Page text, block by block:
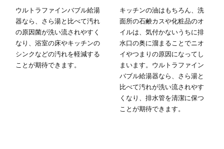
ウルトラファインバブル給湯
器なら、さら湯と比べて汚れ
の原因菌が洗い流されやすく
なり、浴室の床やキッチンの
シンクなどの汚れを軽減する
ことが期待できます。
キッチンの油はもちろん、洗
面所の石鹸カスや化粧品のオ
イルは、気付かないうちに排
水口の奥に溜まることでニオ
イやつまりの原因になってし
まいます。ウルトラファイン
バブル給湯器なら、さら湯と
比べて汚れが洗い流されやす
くなり、排水管を清潔に保つ
ことが期待できます。